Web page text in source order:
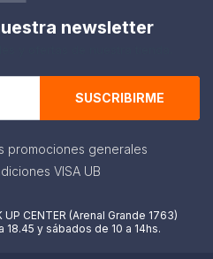
newsletter
SUSCRIBIRME
promociones generales
VISA UB
UP CENTER (Arenal Grande 1763)
18.45 y sábados de 10 a 14hs.